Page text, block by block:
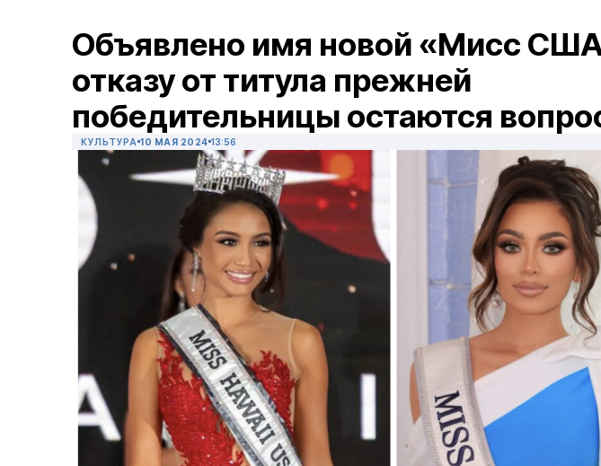
Объявлено имя новой «Мисс
отказу от титула прежней
победительницы остаются
КУЛЬТУРА 10 МАЯ 2024 13:56